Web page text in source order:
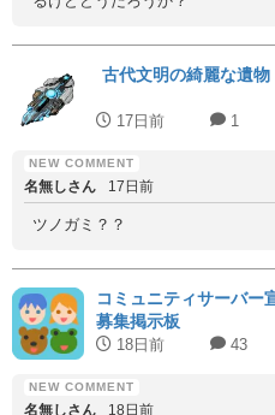
古代文明の綺麗な遺物
17日前 1
名無しさん 17日前
ツノガミ？？
コミュニティサーバー
募集掲示板
18日前 43
名無しさん 18日前